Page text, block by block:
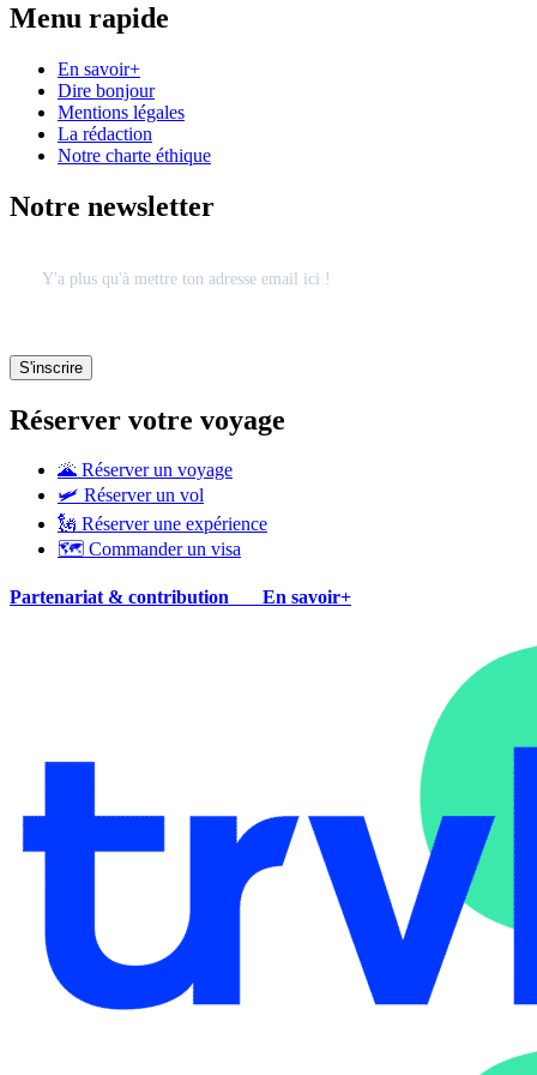
Menu rapide
En savoir+
Dire bonjour
Mentions légales
La rédaction
Notre charte éthique
Notre newsletter
Réserver votre voyage
🌋 Réserver un voyage
🛩 Réserver un vol
🗽 Réserver une expérience
🗺 Commander un visa
Partenariat & contribution En savoir+